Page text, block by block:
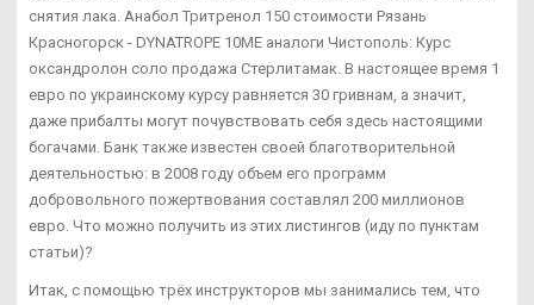
снятия лака. Анабол Тритренол 150 стоимости Рязань
Красногорск - DYNATROPE 10ME аналоги Чистополь: Курс
оксандролон соло продажа Стерлитамак. В настоящее время 1
евро по украинскому курсу равняется 30 гривнам, а значит,
даже прибалты могут почувствовать себя здесь настоящими
богачами. Банк также известен своей благотворительной
деятельностью: в 2008 году объем его программ
добровольного пожертвования составлял 200 миллионов
евро. Что можно получить из этих листингов (иду по пунктам
статьи)?
Итак, с помощью трёх инструкторов мы занимались тем, что